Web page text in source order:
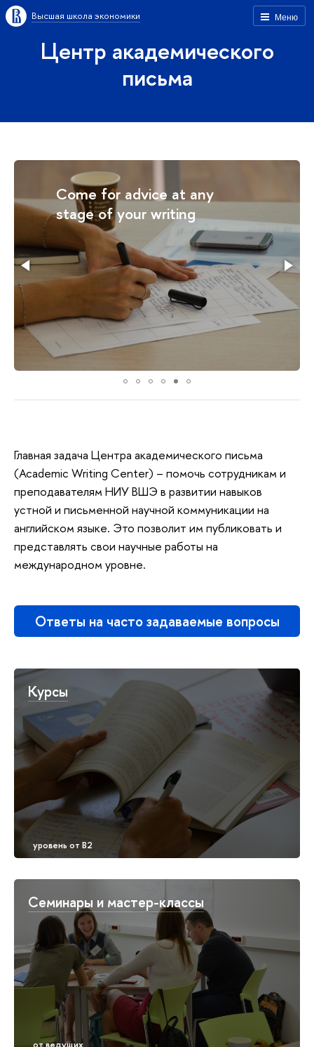
Меню
Высшая школа экономики
Центр академического
письма
Come for advice at any
stage of your writing
Главная задача Центра академического письма
(Academic Writing Center) – помочь сотрудникам и
преподавателям НИУ ВШЭ в развитии навыков
устной и письменной научной коммуникации на
английском языке. Это позволит им публиковать и
представлять свои научные работы на
международном уровне.
Ответы на часто задаваемые вопросы
Курсы
Семинары и мастер-классы